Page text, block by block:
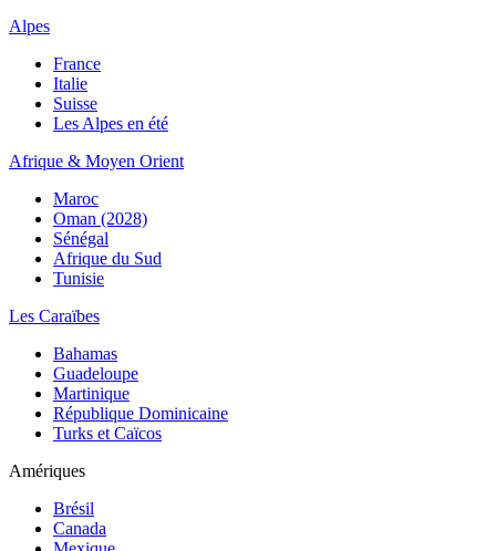
Alpes
France
Italie
Suisse
Les Alpes en été
Afrique & Moyen Orient
Maroc
Oman (2028)
Sénégal
Afrique du Sud
Tunisie
Les Caraïbes
Bahamas
Guadeloupe
Martinique
République Dominicaine
Turks et Caïcos
Amériques
Brésil
Canada